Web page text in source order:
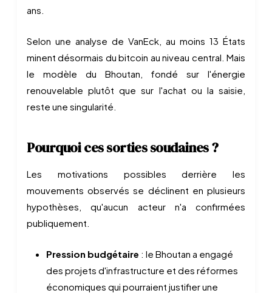
ans.
Selon une analyse de VanEck, au moins 13 États
minent désormais du bitcoin au niveau central. Mais
le modèle du Bhoutan, fondé sur l'énergie
renouvelable plutôt que sur l'achat ou la saisie,
reste une singularité.
Pourquoi ces sorties soudaines ?
Les motivations possibles derrière les
mouvements observés se déclinent en plusieurs
hypothèses, qu'aucun acteur n'a confirmées
publiquement.
Pression budgétaire : le Bhoutan a engagé
des projets d'infrastructure et des réformes
économiques qui pourraient justifier une